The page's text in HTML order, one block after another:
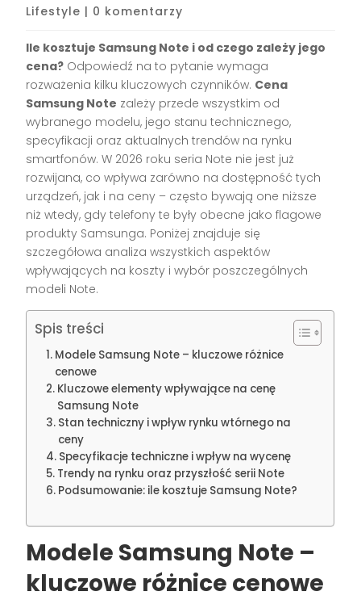
Lifestyle | 0 komentarzy
Ile kosztuje Samsung Note i od czego zależy jego
cena? Odpowiedź na to pytanie wymaga
rozważenia kilku kluczowych czynników. Cena
Samsung Note zależy przede wszystkim od
wybranego modelu, jego stanu technicznego,
specyfikacji oraz aktualnych trendów na rynku
smartfonów. W 2026 roku seria Note nie jest już
rozwijana, co wpływa zarówno na dostępność tych
urządzeń, jak i na ceny – często bywają one niższe
niż wtedy, gdy telefony te były obecne jako flagowe
produkty Samsunga. Poniżej znajduje się
szczegółowa analiza wszystkich aspektów
wpływających na koszty i wybór poszczególnych
modeli Note.
Spis treści
Modele Samsung Note – kluczowe różnice
cenowe
Kluczowe elementy wpływające na cenę
Samsung Note
Stan techniczny i wpływ rynku wtórnego na
ceny
Specyfikacje techniczne i wpływ na wycenę
Trendy na rynku oraz przyszłość serii Note
Podsumowanie: ile kosztuje Samsung Note?
Modele Samsung Note –
kluczowe różnice cenowe